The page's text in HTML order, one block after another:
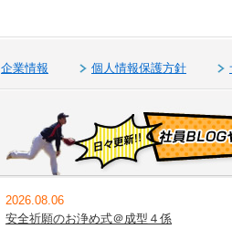
企業情報 個人情報保護方針
2026.08.06
安全祈願のお浄め式＠成型４係